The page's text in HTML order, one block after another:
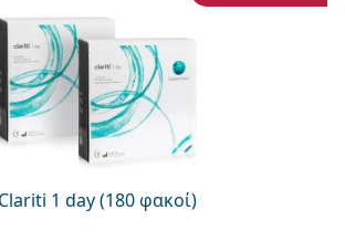
Clariti 1 day (180 φακοί)